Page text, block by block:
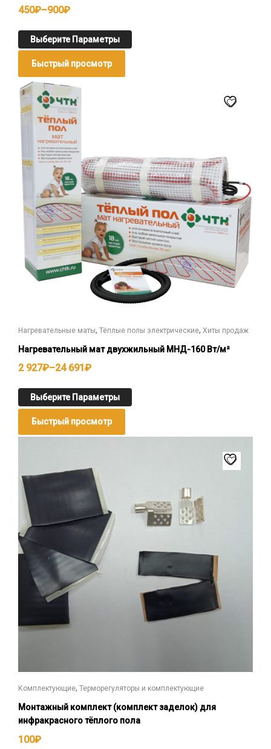
450₽–900₽
Выберите Параметры
Быстрый просмотр
Нагревательные маты, Тёплые полы электрические, Хиты продаж
Нагревательный мат двухжильный МНД-160 Вт/м²
2 927₽–24 691 ₽
Выберите Параметры
Быстрый просмотр
Комплектующие, Терморегуляторы и комплектующие
Монтажный комплект (комплект заделок) для
инфракрасного тёплого пола
100₽